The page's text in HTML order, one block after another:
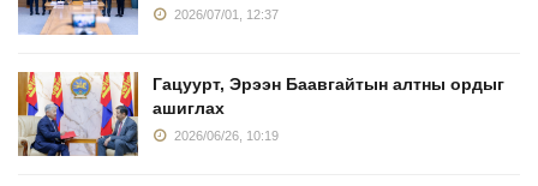
2026/07/01, 12:37
Гацуурт, Эрээн Баавгайтын алтны ордыг
ашиглах
2026/06/26, 10:19